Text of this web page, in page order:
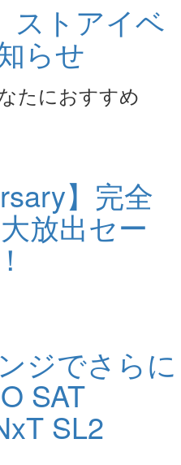
ストアイベ
らせ
たにおすすめ
】完全
放出セー
ジでさらに
SAT
SL2